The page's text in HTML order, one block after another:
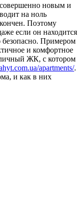
новым и
на ноль
Поэтому
если он находится
безопасно. Примером
и комфортное
ЖК, с котором
apartments/.
и как в них